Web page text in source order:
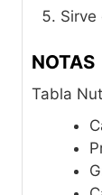
NOTAS
Tabla